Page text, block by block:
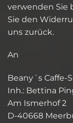
verwenden Sie
Sie den
uns zurück.
An
Beany´s Caffe-
Inh.: Bettina
Am Ismerhof 2
D-40668